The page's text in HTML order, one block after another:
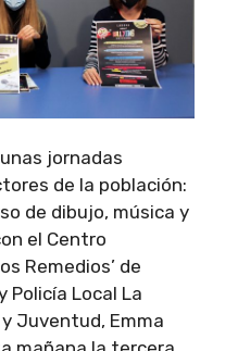
jornadas
de la población:
de dibujo, música y
el Centro
Remedios’ de
Policía Local La
Juventud, Emma